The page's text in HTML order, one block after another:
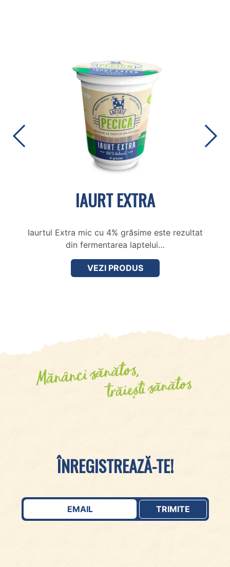
IAURT EXTRA
Iaurtul Extra mic cu 4% grăsime este rezultat
din fermentarea laptelui…
VEZI PRODUS
ÎNREGISTREAZĂ-TE!